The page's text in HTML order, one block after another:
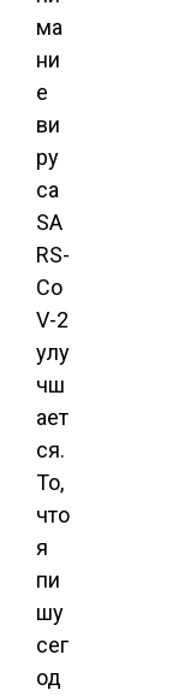
ма
ни
е
ви
ру
са
SA
RS-
Co
V-2
улу
чш
ает
ся.
То,
что
я
пи
шу
сег
од